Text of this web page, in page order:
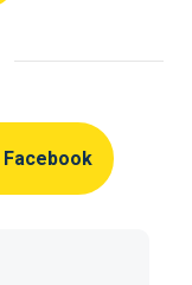
Facebook